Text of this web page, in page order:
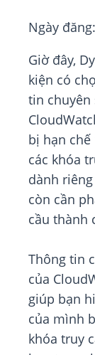
Ngày đăng:
Giờ đây,
kiện có
tin chuyên
bị hạn
các khóa
dành
còn cần
cầu thành
Thông tin
của
giúp bạn
của mình
khóa truy